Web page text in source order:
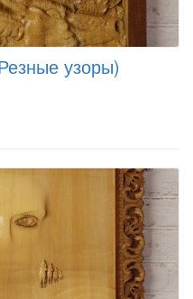
узоры)